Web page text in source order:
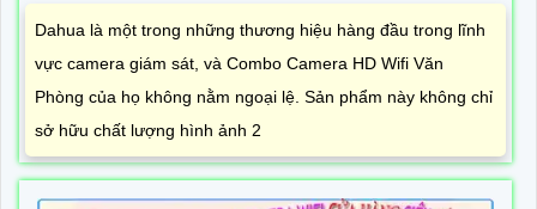
Dahua là một trong những thương hiệu hàng đầu trong lĩnh
vực camera giám sát, và Combo Camera HD Wifi Văn
Phòng của họ không nằm ngoại lệ. Sản phẩm này không chỉ
sở hữu chất lượng hình ảnh 2